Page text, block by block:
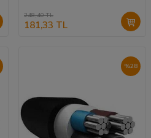
248,40TL
181,33 TL
%28